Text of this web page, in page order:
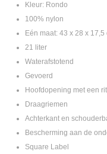
Kleur: Rondo
100% nylon
Eén maat: 43 x 28 x 17,5
21 liter
Waterafstotend
Gevoerd
Hoofdopening met een
Draagriemen
Achterkant en
Bescherming aan de
Square Label